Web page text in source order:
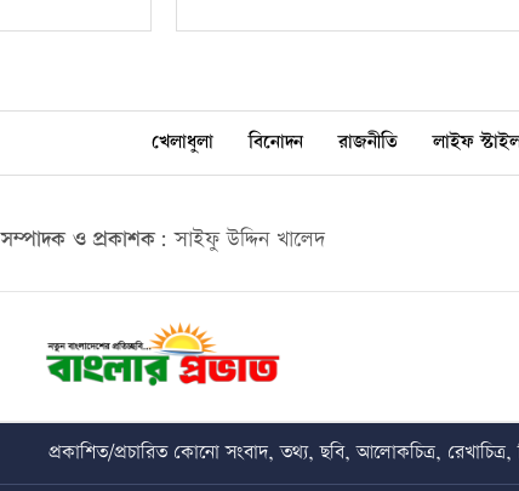
খেলাধুলা বিনোদন রাজনীতি লাইফ
সম্পাদক ও প্রকাশক: সাইফু উদ্দিন খালেদ
প্রকাশিত/প্রচারিত কোনো সংবাদ, তথ্য, ছবি, আলোকচিত্র,